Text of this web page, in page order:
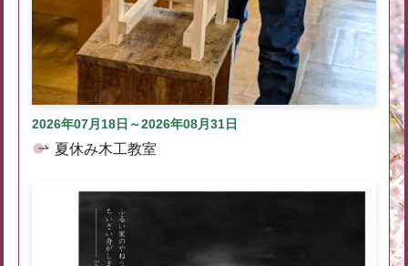
2026年07月18日～2026年08月31日
夏休み木工教室